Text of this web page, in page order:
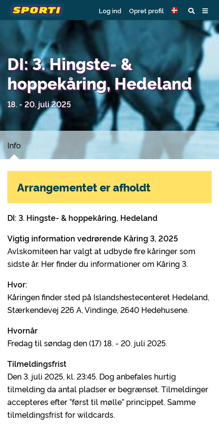
Log ind Opret profil
DI: 3. Hingste- &
hoppekåring, Hedeland
18. - 20. juli 2025
Info
DI: 3. Hingste- & hoppekåring, Hedeland
Vigtig information vedrørende Kåring 3, 2025
Avlskomiteen har valgt at udbyde fire kåringer som
sidste år. Her finder du informationer om Kåring 3.
Hvor:
Kåringen finder sted på Islandshestecenteret Hedeland,
Stærkendevej 226 A, Vindinge, 2640 Hedehusene.
Hvornår
Fredag til søndag den (17) 18. - 20. juli 2025.
Tilmeldingsfrist
Den 3. juli 2025, kl. 23:45. Dog anbefales hurtig
tilmelding da antal pladser er begrænset. Tilmeldinger
accepteres efter ”først til mølle” princippet. Samme
tilmeldingsfrist for wildcards.
Arrangementet er afholdt